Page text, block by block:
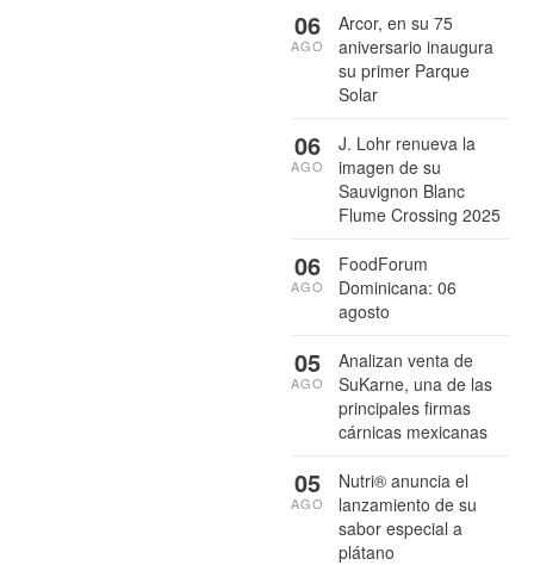
Arcor, en su 75
aniversario inaugura
su primer Parque
Solar
06
AGO
J. Lohr renueva la
imagen de su
Sauvignon Blanc
Flume Crossing 2025
06
AGO
FoodForum
Dominicana: 06
agosto
06
AGO
Analizan venta de
SuKarne, una de las
principales firmas
cárnicas mexicanas
05
AGO
Nutri® anuncia el
lanzamiento de su
sabor especial a
plátano
05
AGO